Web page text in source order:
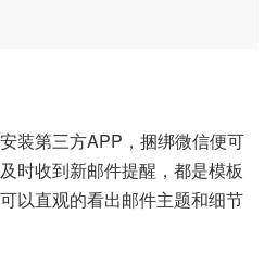
装第三方APP，捆绑微信便可
时收到新邮件提醒，都是模板
以直观的看出邮件主题和细节